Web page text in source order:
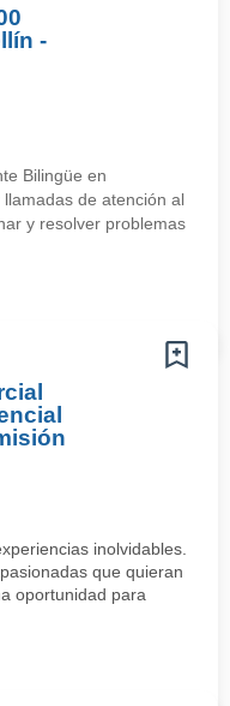
-
Bilingüe en
de atención al
y resolver problemas
inolvidables.
que quieran
oportunidad para